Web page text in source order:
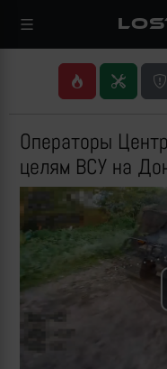
Операторы
целям ВСУ на